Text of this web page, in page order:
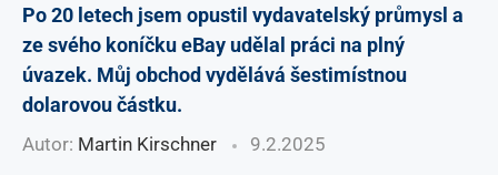
Po 20 letech jsem opustil vydavatelský průmysl a
ze svého koníčku eBay udělal práci na plný
úvazek. Můj obchod vydělává šestimístnou
dolarovou částku.
Autor: Martin Kirschner 9.2.2025